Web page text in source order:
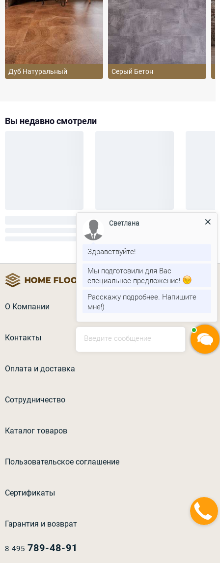
Дуб Натуральный Серый Бетон
Вы недавно смотрели
О Компании
Контакты
Оплата и доставка
Сотрудничество
Каталог товаров
Пользовательское соглашение
Сертификаты
Гарантия и возврат
8 495 789-48-91
Введите сообщение
Светлана
Здравствуйте!
Мы подготовили для Вас
специальное предложение!
Расскажу подробнее. Напишите
мне!)